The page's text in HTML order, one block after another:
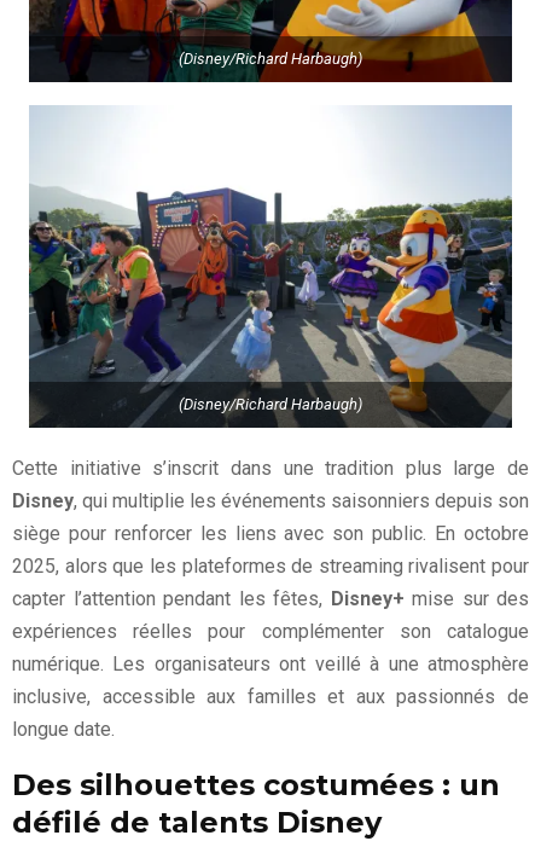
(Disney/Richard Harbaugh)
(Disney/Richard Harbaugh)
Cette initiative s’inscrit dans une tradition plus large de
Disney, qui multiplie les événements saisonniers depuis son
siège pour renforcer les liens avec son public. En octobre
2025, alors que les plateformes de streaming rivalisent pour
capter l’attention pendant les fêtes, Disney+ mise sur des
expériences réelles pour complémenter son catalogue
numérique. Les organisateurs ont veillé à une atmosphère
inclusive, accessible aux familles et aux passionnés de
longue date.
Des silhouettes costumées : un
défilé de talents Disney